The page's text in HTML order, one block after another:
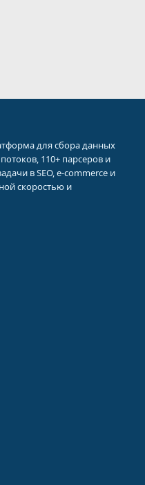
для сбора данных
110+ парсеров и
в SEO, e-commerce и
скоростью и